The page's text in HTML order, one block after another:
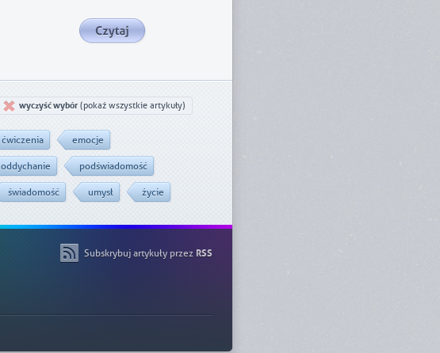
wyczyść wybór(pokaż wszystkie artykuły)
ćwiczenia emocje
oddychanie podświadomość
świadomość umysł życie
Subskrybuj artykuły przez RSS